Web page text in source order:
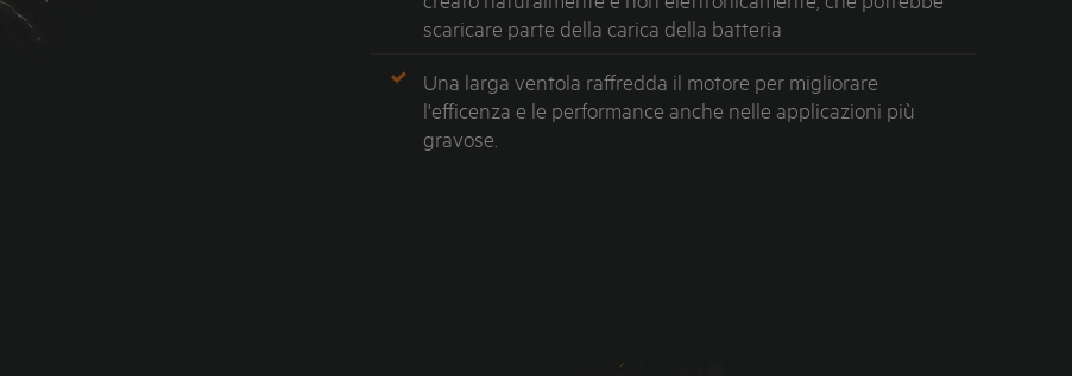
scaricare parte della carica della batteria
Una larga ventola raffredda il motore per migliorare
l'efficenza e le performance anche nelle applicazioni più
gravose.